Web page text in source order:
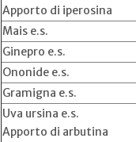
Apporto di iperosina
Mais e.s.
Ginepro e.s.
Ononide e.s.
Gramigna e.s.
Uva ursina e.s.
Apporto di arbutina